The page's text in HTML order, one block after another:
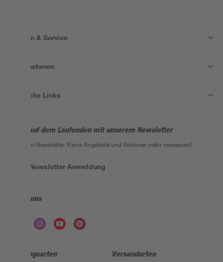
Wissen & Service
Unternehmen
Nützliche Links
Bleib auf dem Laufenden mit unserem Newsletter
Der toom Newsletter: Keine Angebote und Aktionen mehr verpassen!
Zur Newsletter Anmeldung
Folge uns
Zahlungsarten Versandarten